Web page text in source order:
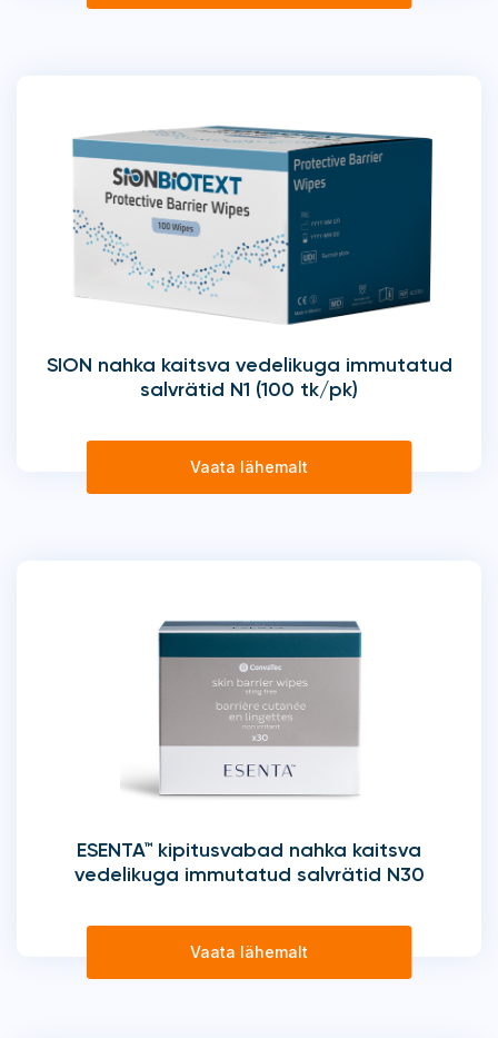
SION nahka kaitsva vedelikuga immutatud
salvrätid N1 (100 tk/pk)
Vaata lähemalt
ESENTA™ kipitusvabad nahka kaitsva
vedelikuga immutatud salvrätid N30
Vaata lähemalt